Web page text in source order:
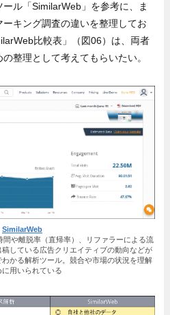
ル「SimilarWeb」を参考に、ま
キング調査の違いを整理してお
比較表」（図06）は、両者
整理として考えてもらいたい。
SimilarWeb
や離脱率（直帰率）、リファラーによる流
している広告クリエイティブの動向などが
かる解析ツール。競合や市場の状況を理解
に用いられている